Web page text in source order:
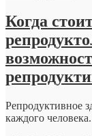
Когда
Репродуктивное
каждого